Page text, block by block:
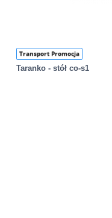
Transport Promocja
Taranko - stół co-s1